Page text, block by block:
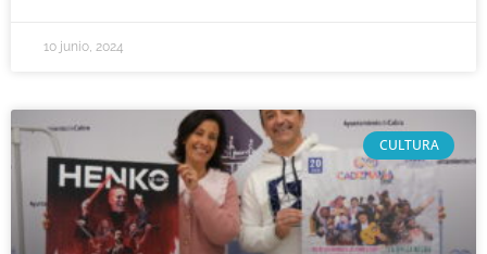
10 junio, 2024
CULTURA